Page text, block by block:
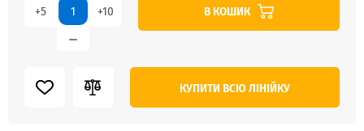
+5 +10 В КОШИК
КУПИТИ ВСЮ ЛІНІЙКУ